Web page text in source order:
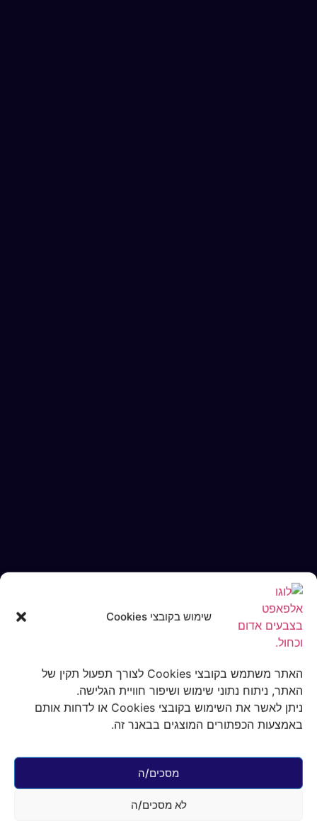
שימוש בקובצי Cookies
האתר משתמש בקובצי Cookies לצורך תפעול תקין של
האתר, ניתוח נתוני שימוש ושיפור חוויית הגלישה.
ניתן לאשר את השימוש בקובצי Cookies או לדחות אותם
באמצעות הכפתורים המוצגים בבאנר זה.
מסכים/ה
לא מסכים/ה
עמוד הבית/צעצועים לחתולים/ מתקן
לתלייה על משקוף הדלת ציפור/עכבר עם
משקוף הדלת
ציפור/עכבר עם חוט